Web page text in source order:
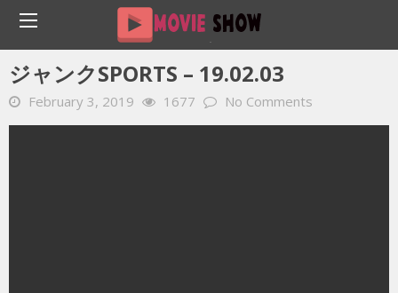
Home YOUTUBE 動画 毎日 ジャンクSPORTS – 19.02.03
ジャンクSPORTS – 19.02.03
February 3, 2019 1677 No Comments